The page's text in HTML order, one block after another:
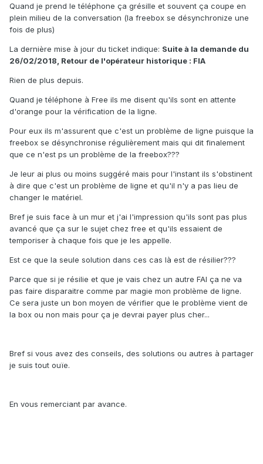
Quand je prend le téléphone ça grésille et souvent ça coupe en
plein milieu de la conversation (la freebox se désynchronize une
fois de plus)
La dernière mise à jour du ticket indique: Suite à la demande du
26/02/2018, Retour de l'opérateur historique : FIA
Rien de plus depuis.
Quand je téléphone à Free ils me disent qu'ils sont en attente
d'orange pour la vérification de la ligne.
Pour eux ils m'assurent que c'est un problème de ligne puisque la
freebox se désynchronise régulièrement mais qui dit finalement
que ce n'est ps un problème de la freebox???
Je leur ai plus ou moins suggéré mais pour l'instant ils s'obstinent
à dire que c'est un problème de ligne et qu'il n'y a pas lieu de
changer le matériel.
Bref je suis face à un mur et j'ai l'impression qu'ils sont pas plus
avancé que ça sur le sujet chez free et qu'ils essaient de
temporiser à chaque fois que je les appelle.
Est ce que la seule solution dans ces cas là est de résilier???
Parce que si je résilie et que je vais chez un autre FAI ça ne va
pas faire disparaitre comme par magie mon problème de ligne.
Ce sera juste un bon moyen de vérifier que le problème vient de
la box ou non mais pour ça je devrai payer plus cher...
Bref si vous avez des conseils, des solutions ou autres à partager
je suis tout ouïe.
En vous remerciant par avance.